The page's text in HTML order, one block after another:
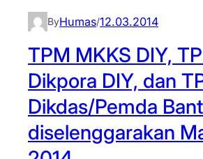
u
a
a
n
I
I
j
a
n
N
a
s
i
e
b
o
c
o
r
a
r
i
i
n
i
h
a
ByHumas/12.03.2014
TPM MKKS DIY,
Dikpora DIY, dan
Dikdas/Pemda
diselenggarakan